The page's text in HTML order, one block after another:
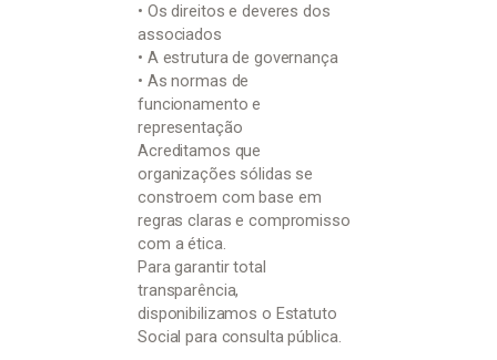
• Os direitos e deveres dos
associados
• A estrutura de governança
• As normas de
funcionamento e
representação
Acreditamos que
organizações sólidas se
constroem com base em
regras claras e compromisso
com a ética.
Para garantir total
transparência,
disponibilizamos o Estatuto
Social para consulta pública.